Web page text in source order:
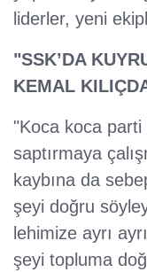
liderler, yeni
"SSK’DA
KEMAL
"Koca koca parti
saptırmaya
kaybına da
şeyi doğru
lehimize ayrı
şeyi topluma